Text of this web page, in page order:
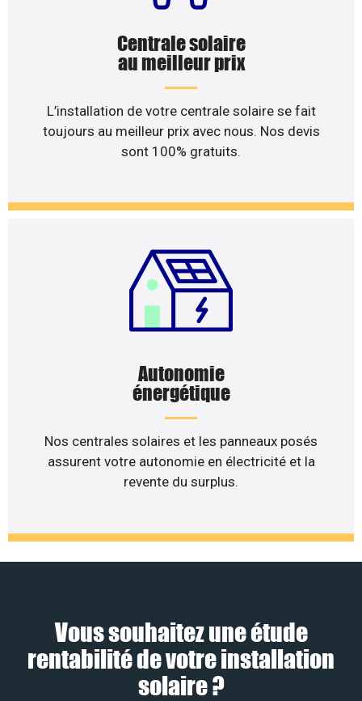
Centrale solaire
au meilleur prix
L’installation de votre centrale solaire se fait
toujours au meilleur prix avec nous. Nos devis
sont 100% gratuits.
Autonomie
énergétique
Nos centrales solaires et les panneaux posés
assurent votre autonomie en électricité et la
revente du surplus.
Vous souhaitez une étude
rentabilité de votre installation
solaire ?